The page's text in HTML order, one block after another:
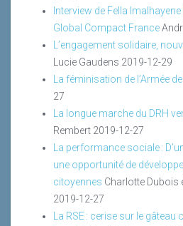
Interview de Fella
Global Compact France
L’engagement solidaire,
Lucie Gaudens 2019-12-29
La féminisation de l’Armée de
27
La longue marche du DRH
Rembert 2019-12-27
La performance sociale :
une opportunité de
citoyennes Charlotte Dubois
2019-12-27
La RSE : cerise sur le gâteau